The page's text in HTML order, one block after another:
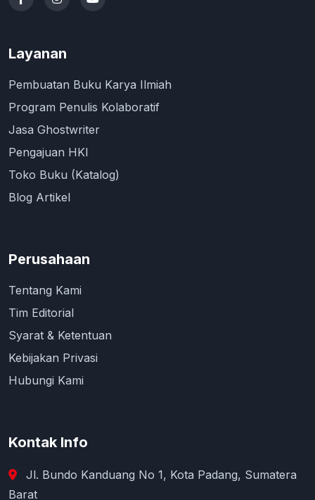
Layanan
Pembuatan Buku Karya Ilmiah
Program Penulis Kolaboratif
Jasa Ghostwriter
Pengajuan HKI
Toko Buku (Katalog)
Blog Artikel
Perusahaan
Tentang Kami
Tim Editorial
Syarat & Ketentuan
Kebijakan Privasi
Hubungi Kami
Kontak Info
Jl. Bundo Kanduang No 1, Kota Padang, Sumatera
Barat